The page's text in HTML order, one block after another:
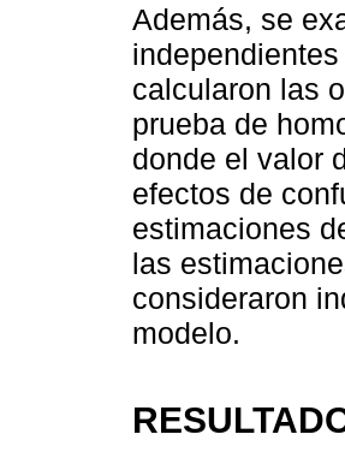
Además, se
calcularon las
prueba de
donde el valor
efectos de
estimaciones
las
consideraron
modelo.